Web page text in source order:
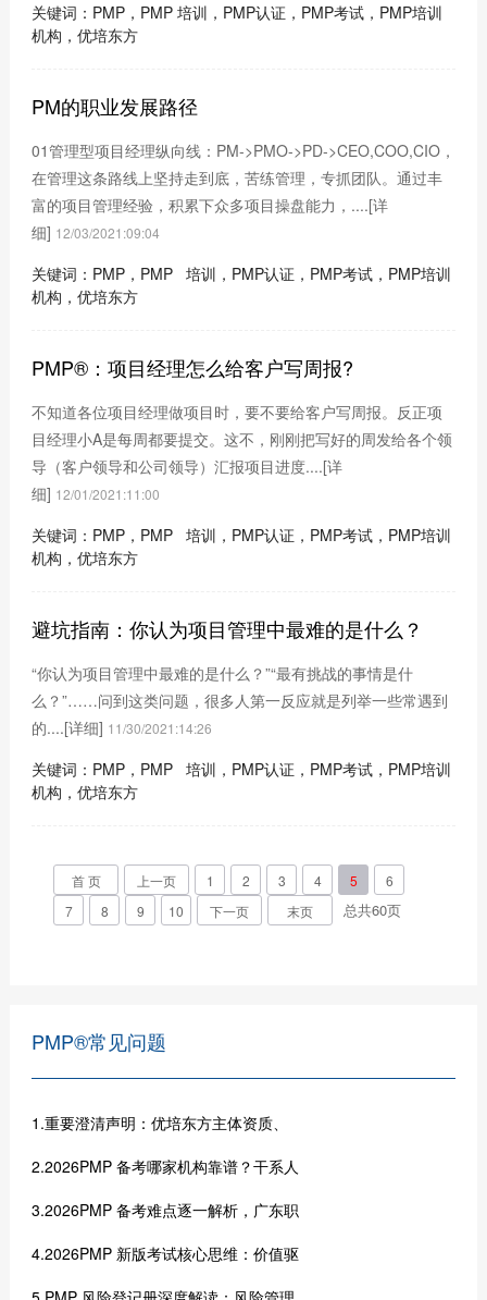
关键词：PMP，PMP 培训，PMP认证，PMP考试，PMP培训
机构，优培东方
PM的职业发展路径
01管理型项目经理纵向线：PM->PMO->PD->CEO,COO,CIO，
在管理这条路线上坚持走到底，苦练管理，专抓团队。通过丰
富的项目管理经验，积累下众多项目操盘能力，....[详
细] 12/03/2021:09:04
关键词：PMP，PMP 培训，PMP认证，PMP考试，PMP培训
机构，优培东方
PMP®：项目经理怎么给客户写周报?
不知道各位项目经理做项目时，要不要给客户写周报。反正项
目经理小A是每周都要提交。这不，刚刚把写好的周发给各个领
导（客户领导和公司领导）汇报项目进度....[详
细] 12/01/2021:11:00
关键词：PMP，PMP 培训，PMP认证，PMP考试，PMP培训
机构，优培东方
避坑指南：你认为项目管理中最难的是什么？
“你认为项目管理中最难的是什么？”“最有挑战的事情是什
么？”……问到这类问题，很多人第一反应就是列举一些常遇到
的....[详细] 11/30/2021:14:26
关键词：PMP，PMP 培训，PMP认证，PMP考试，PMP培训
机构，优培东方
首 页 上一页 1 2 3 4 5
6
7
8 9 10 下一页 末页 总共60页
PMP®常见问题
1.重要澄清声明：优培东方主体资质、
2.2026PMP 备考哪家机构靠谱？干系人
3.2026PMP 备考难点逐一解析，广东职
4.2026PMP 新版考试核心思维：价值驱